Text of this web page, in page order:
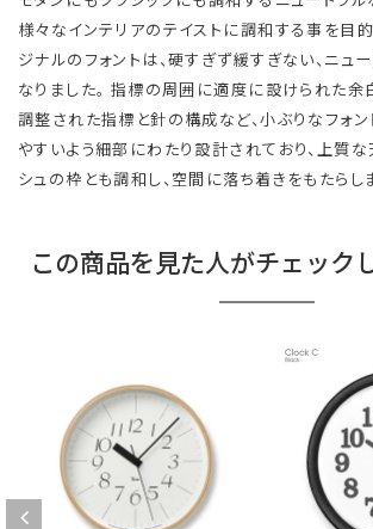
様々なインテリアのテイストに調和する事を目
ジナルのフォントは、硬すぎず緩すぎない、ニュ
なりました。 指標の周囲に適度に設けられた余
調整された指標と針の構成など、小ぶりなフォ
やすいよう細部にわたり設計されており、上質
シュの枠とも調和し、空間に落ち着きをもたらしま
この商品を見た人がチェック